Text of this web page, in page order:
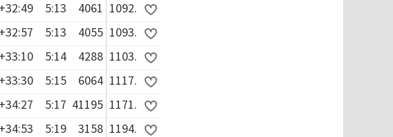
+32:49 5:13 4061 1092.
+32:57 5:13 4055 1093.
+33:10 5:14 4288 1103.
+33:30 5:15 6064 1117.
+34:27 5:17 41195 1171.
+34:53 5:19 3158 1194.